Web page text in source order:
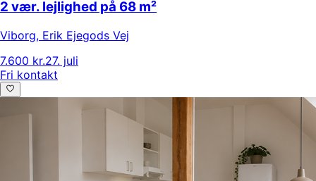
2 vær. lejlighed på 68 m²
Viborg, Erik Ejegods Vej
7.600 kr.27. juli
Fri kontakt